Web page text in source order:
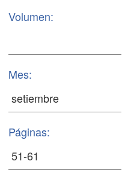
Volumen:
Mes:
Páginas: